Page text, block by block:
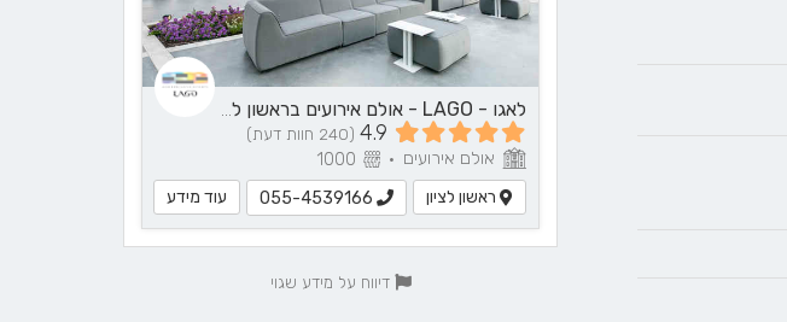
לאגו - LAGO - אולם אירועים בראשון לציון
4.9 (240 חוות דעת)
אולם אירועים •
ראשון לציון
055-4539166 עוד מידע
דיווח על מידע שגוי